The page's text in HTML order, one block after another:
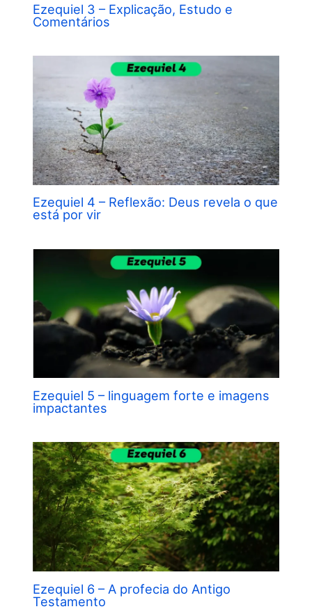
Ezequiel 3 – Explicação, Estudo e
Comentários
Ezequiel 4 – Reflexão: Deus revela o que
está por vir
Ezequiel 5 – linguagem forte e imagens
impactantes
Ezequiel 6 – A profecia do Antigo
Testamento